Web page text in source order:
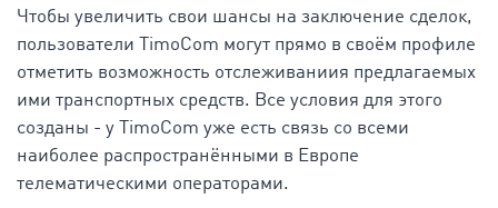
Чтобы увеличить свои шансы на заключение сделок,
пользователи TimoCom могут прямо в своём профиле
отметить возможность отслеживаниия предлагаемых
ими транспортных средств. Все условия для этого
созданы - у TimoCom уже есть связь со всеми
наиболее распространёнными в Европе
телематическими операторами.